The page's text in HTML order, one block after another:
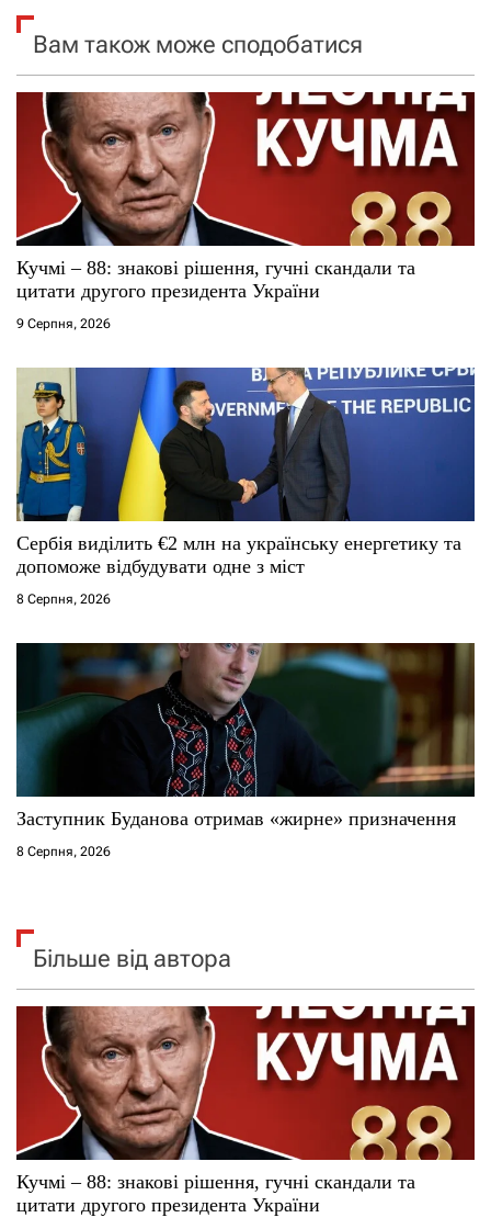
я
з
и
с
і
в
Вам також може сподобатися
Кучмі – 88: знакові рішення, гучні скандали та
цитати другого президента України
9 Серпня, 2026
Сербія виділить €2 млн на українську енергетику та
допоможе відбудувати одне з міст
8 Серпня, 2026
Заступник Буданова отримав «жирне» призначення
8 Серпня, 2026
Більше від автора
Кучмі – 88: знакові рішення, гучні скандали та
цитати другого президента України